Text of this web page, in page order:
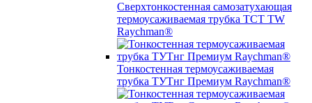
Сверхтонкостенная самозатухающая
термоусаживаемая трубка ТCT TW
Raychman®
Тонкостенная термоусаживаемая
трубка ТУТнг Премиум Raychman®